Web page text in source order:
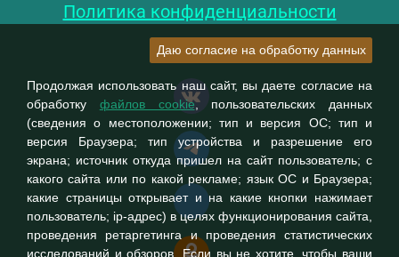
Политика конфиденциальности
Даю согласие на обработку данных
Продолжая использовать наш сайт, вы даете согласие на
обработку файлов cookie, пользовательских данных
(сведения о местоположении; тип и версия ОС; тип и
версия Браузера; тип устройства и разрешение его
экрана; источник откуда пришел на сайт пользователь; с
какого сайта или по какой рекламе; язык ОС и Браузера;
какие страницы открывает и на какие кнопки нажимает
пользователь; ip-адрес) в целях функционирования сайта,
проведения ретаргетинга и проведения статистических
исследований и обзоров. Если вы не хотите, чтобы ваши